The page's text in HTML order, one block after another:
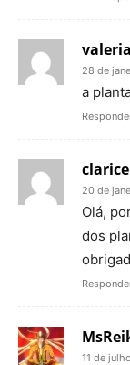
valeria
28 de
a
clarice
20 de
Olá,
dos
11 de